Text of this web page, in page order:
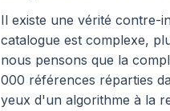
Il existe une vérité contre-
catalogue est complexe,
nous pensons que la
000 références réparties
yeux d'un algorithme à la